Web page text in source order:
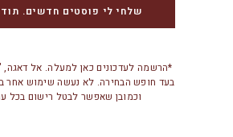
*הרשמה לעדכונים כאן למעלה. אל דאגה,
בעד חופש הבחירה. לא נעשה שימוש אחר
וכמובן שאפשר לבטל רישום בכל